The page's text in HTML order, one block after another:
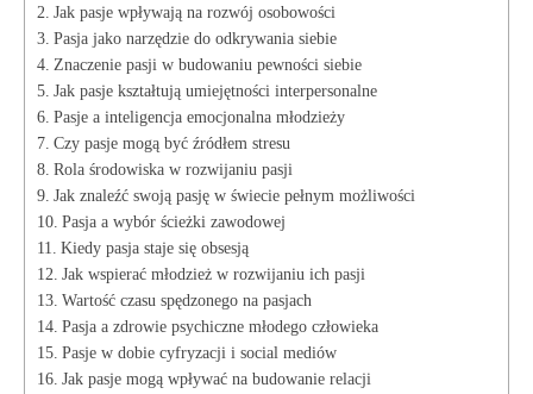
Jak pasje ⁣wpływają⁤ na rozwój⁣ osobowości
Pasja jako narzędzie do odkrywania siebie
Znaczenie pasji ⁤w budowaniu ⁤pewności siebie
Jak pasje kształtują umiejętności interpersonalne
Pasje a inteligencja ⁣emocjonalna młodzieży
Czy pasje mogą być źródłem stresu
Rola środowiska w rozwijaniu pasji
Jak znaleźć swoją ‍pasję w świecie⁢ pełnym możliwości
Pasja a wybór ścieżki zawodowej
Kiedy pasja staje się obsesją
Jak wspierać młodzież w rozwijaniu ich‌ pasji
Wartość czasu spędzonego na pasjach
Pasja a zdrowie psychiczne​ młodego człowieka
Pasje w dobie cyfryzacji i social mediów
Jak pasje mogą wpływać⁣ na budowanie relacji